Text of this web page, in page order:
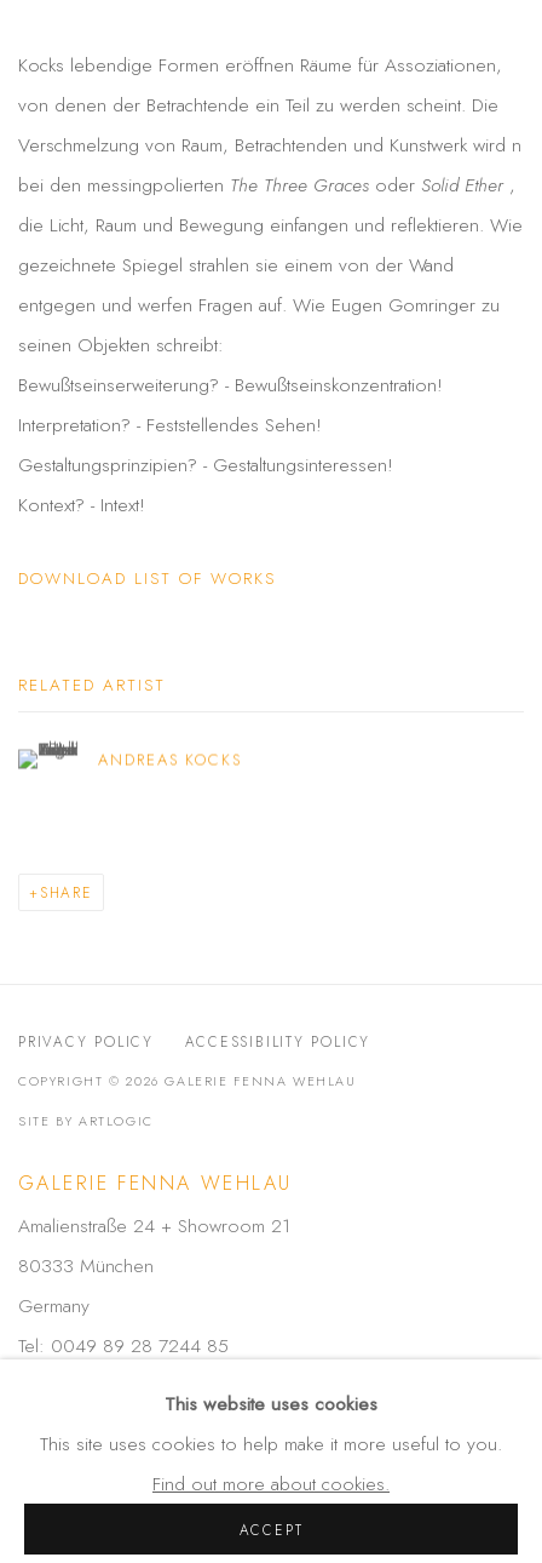
Kocks lebendige Formen eröffnen Räume für Assoziationen,
von denen der Betrachtende ein Teil zu werden scheint. Die
Verschmelzung von Raum, Betrachtenden und Kunstwerk wird n
bei den messingpolierten The Three Graces oder Solid Ether,
die Licht, Raum und Bewegung einfangen und reflektieren. Wie
gezeichnete Spiegel strahlen sie einem von der Wand
entgegen und werfen Fragen auf. Wie Eugen Gomringer zu
seinen Objekten schreibt:
Bewußtseinserweiterung? - Bewußtseinskonzentration!
Interpretation? - Feststellendes Sehen!
Gestaltungsprinzipien? - Gestaltungsinteressen!
Kontext? - Intext!
DOWNLOAD LIST OF WORKS
RELATED ARTIST
ANDREAS KOCKS
SHARE
PRIVACY POLICY ACCESSIBILITY POLICY
COPYRIGHT © 2026 GALERIE FENNA WEHLAU
SITE BY ARTLOGIC
GALERIE FENNA WEHLAU
Amalienstraße 24 + Showroom 21
80333 München
Germany
Tel: 0049 89 28 7244 85
This website uses cookies
This site uses cookies to help make it more useful to you.
Find out more about cookies.
ACCEPT